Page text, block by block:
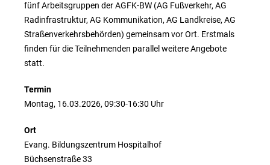
fünf Arbeitsgruppen der AGFK-BW (AG Fußverkehr, AG
Radinfrastruktur, AG Kommunikation, AG Landkreise, AG
Straßenverkehrsbehörden) gemeinsam vor Ort. Erstmals
finden für die Teilnehmenden parallel weitere Angebote
statt.
Termin
Montag, 16.03.2026, 09:30-16:30 Uhr
Ort
Evang. Bildungszentrum Hospitalhof
Büchsenstraße 33